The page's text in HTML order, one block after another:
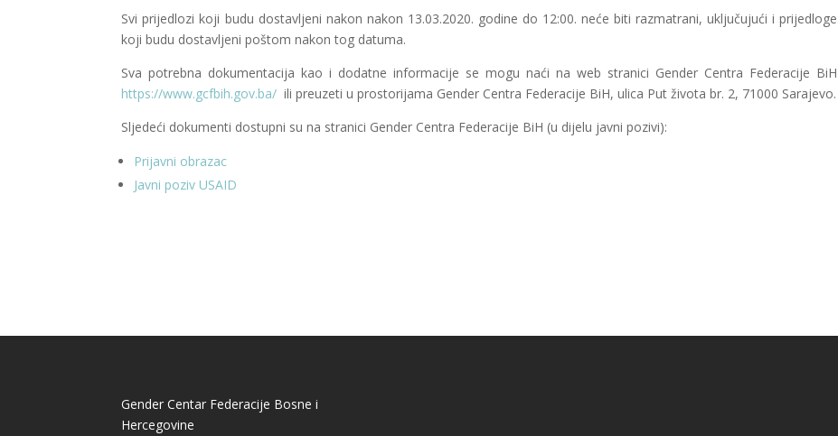
Svi prijedlozi koji budu dostavljeni nakon nakon 13.03.2020. godine do 12:00. neće biti razmatrani, uključujući i prijedloge
koji budu dostavljeni poštom nakon tog datuma.
Sva potrebna dokumentacija kao i dodatne informacije se mogu naći na web stranici Gender Centra Federacije BiH
https://www.gcfbih.gov.ba/ ili preuzeti u prostorijama Gender Centra Federacije BiH, ulica Put života br. 2, 71000 Sarajevo.
Sljedeći dokumenti dostupni su na stranici Gender Centra Federacije BiH (u dijelu javni pozivi):
Prijavni obrazac
Javni poziv USAID
Gender Centar Federacije Bosne i
Hercegovine